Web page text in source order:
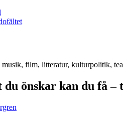
musik, film, litteratur, kulturpolitik,
önskar kan du få